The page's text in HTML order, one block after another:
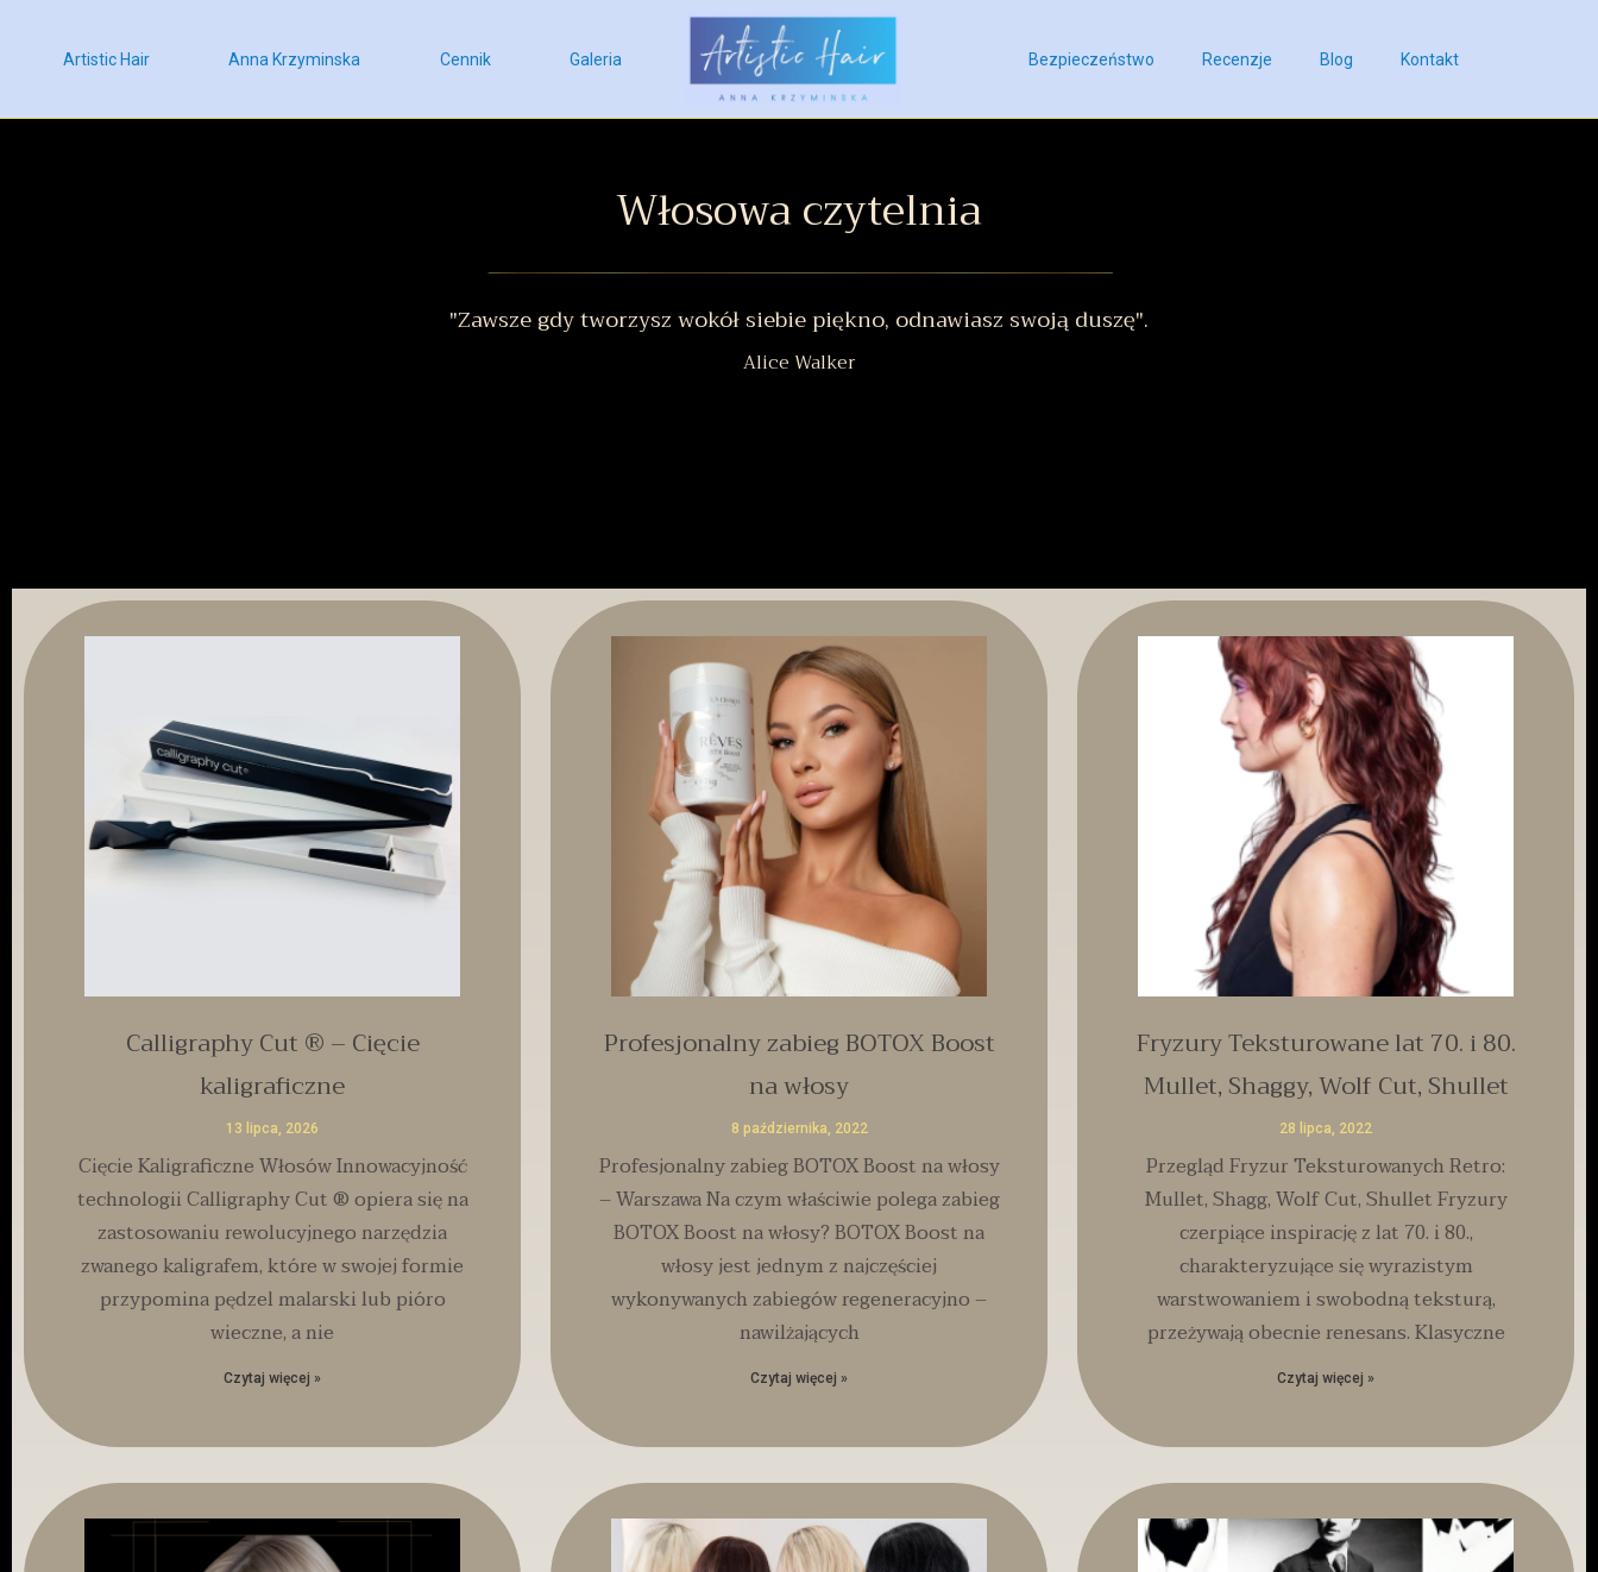
Artistic Hair Anna Krzyminska Cennik Galeria Bezpieczeństwo Recenzje Blog Kontakt
Włosowa czytelnia
"Zawsze gdy tworzysz wokół siebie piękno, odnawiasz swoją duszę".
Alice Walker
Calligraphy Cut ® – Cięcie
kaligraficzne
13 lipca, 2026
Cięcie Kaligraficzne Włosów Innowacyjność
technologii Calligraphy Cut ® opiera się na
zastosowaniu rewolucyjnego narzędzia
zwanego kaligrafem, które w swojej formie
przypomina pędzel malarski lub pióro
wieczne, a nie
Czytaj więcej »
Profesjonalny zabieg BOTOX Boost
na włosy
8 października, 2022
Profesjonalny zabieg BOTOX Boost na włosy
– Warszawa Na czym właściwie polega zabieg
BOTOX Boost na włosy? BOTOX Boost na
włosy jest jednym z najczęściej
wykonywanych zabiegów regeneracyjno –
nawilżających
Czytaj więcej »
Fryzury Teksturowane lat 70. i 80.
Mullet, Shaggy, Wolf Cut, Shullet
28 lipca, 2022
Przegląd Fryzur Teksturowanych Retro:
Mullet, Shagg, Wolf Cut, Shullet Fryzury
czerpiące inspirację z lat 70. i 80.,
charakteryzujące się wyrazistym
warstwowaniem i swobodną teksturą,
przeżywają obecnie renesans. Klasyczne
Czytaj więcej »